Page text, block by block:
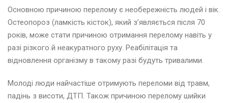
Основною причиною перелому є необережність людей і вік.
Остеопороз (ламкість кісток), який з’являється після 70
років, може стати причиною отримання перелому навіть у
разі різкого й неакуратного руху. Реабілітація та
відновлення організму в такому разі будуть тривалими.
Молоді люди найчастіше отримують переломи від травм,
падінь з висоти, ДТП. Також причиною перелому шийки